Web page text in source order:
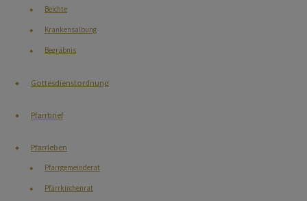
Beichte
Krankensalbung
Begräbnis
Gottesdienstordnung
Pfarrbrief
Pfarrleben
Pfarrgemeinderat
Pfarrkirchenrat